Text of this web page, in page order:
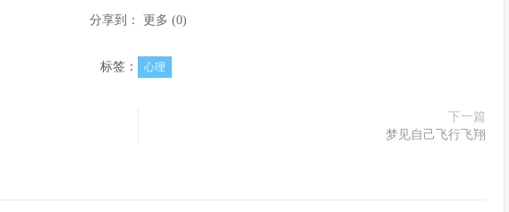
分享到： 更多 (0)
标签： 心理
下一篇
梦见自己飞行飞翔